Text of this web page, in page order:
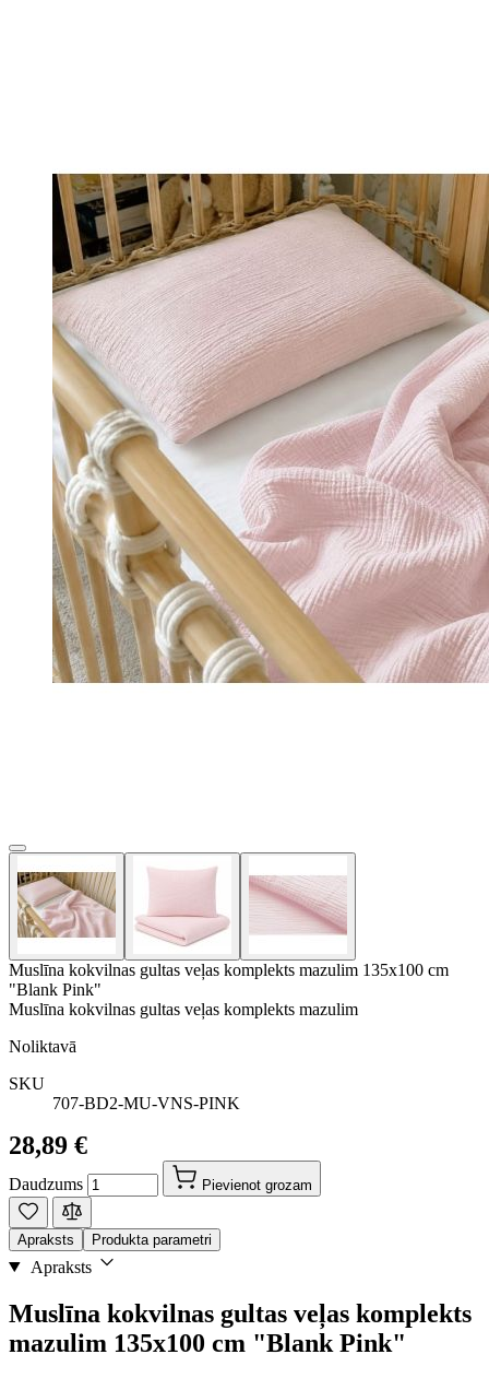
Muslīna kokvilnas gultas veļas komplekts mazulim 135x100 cm
"Blank Pink"
Muslīna kokvilnas gultas veļas komplekts mazulim
Noliktavā
SKU
707-BD2-MU-VNS-PINK
28,89 €
Daudzums Pievienot grozam
Apraksts Produkta parametri
Apraksts
Muslīna kokvilnas gultas veļas komplekts
mazulim 135x100 cm "Blank Pink"